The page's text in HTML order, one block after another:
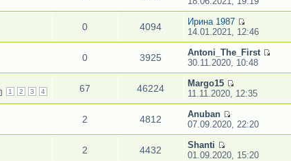
0 4094
Ирина 1987
14.01.2021, 12:46
0 3925
Antoni_The_First
30.11.2020, 10:48
1 2 3 4 67 46224
Margo15
11.11.2020, 12:35
2 4812
Anuban
07.09.2020, 22:20
2 4432
Shanti
01.09.2020, 15:20